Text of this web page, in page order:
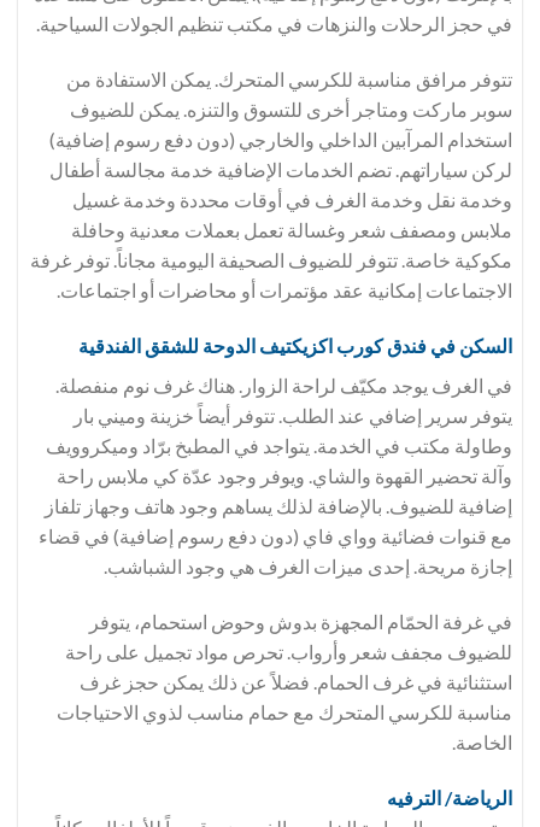
في حجز الرحلات والنزهات في مكتب تنظيم الجولات السياحية.
تتوفر مرافق مناسبة للكرسي المتحرك. يمكن الاستفادة من
سوبر ماركت ومتاجر أخرى للتسوق والتنزه. يمكن للضيوف
استخدام المرآبين الداخلي والخارجي (دون دفع رسوم إضافية)
لركن سياراتهم. تضم الخدمات الإضافية خدمة مجالسة أطفال
وخدمة نقل وخدمة الغرف في أوقات محددة وخدمة غسيل
ملابس ومصفف شعر وغسالة تعمل بعملات معدنية وحافلة
مكوكية خاصة. تتوفر للضيوف الصحيفة اليومية مجاناً. توفر غرفة
الاجتماعات إمكانية عقد مؤتمرات أو محاضرات أو اجتماعات.
السكن في فندقكورب اكزيكتيف الدوحة للشقق الفندقية
في الغرف يوجد مكيّف لراحة الزوار. هناك غرف نوم منفصلة.
يتوفر سرير إضافي عند الطلب. تتوفر أيضاً خزينة وميني بار
وطاولة مكتب في الخدمة. يتواجد في المطبخ برّاد وميكروويف
وآلة تحضير القهوة والشاي. ويوفر وجود عدّة كي ملابس راحة
إضافية للضيوف. بالإضافة لذلك يساهم وجود هاتف وجهاز تلفاز
مع قنوات فضائية وواي فاي (دون دفع رسوم إضافية) في قضاء
إجازة مريحة. إحدى ميزات الغرف هي وجود الشباشب.
في غرفة الحمّام المجهزة بدوش وحوض استحمام، يتوفر
للضيوف مجفف شعر وأرواب. تحرص مواد تجميل على راحة
استثنائية في غرف الحمام. فضلاً عن ذلك يمكن حجز غرف
مناسبة للكرسي المتحرك مع حمام مناسب لذوي الاحتياجات
الخاصة.
الرياضة/ الترفيه